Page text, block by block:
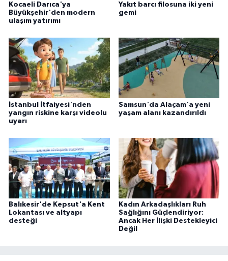
Kocaeli Darıca'ya
Büyükşehir'den modern
ulaşım yatırımı
Yakıt barcı filosuna iki yeni
gemi
İstanbul İtfaiyesi'nden
yangın riskine karşı videolu
uyarı
Samsun'da Alaçam'a yeni
yaşam alanı kazandırıldı
Balıkesir'de Kepsut'a Kent
Lokantası ve altyapı
desteği
Kadın Arkadaşlıkları Ruh
Sağlığını Güçlendiriyor:
Ancak Her İlişki Destekleyici
Değil